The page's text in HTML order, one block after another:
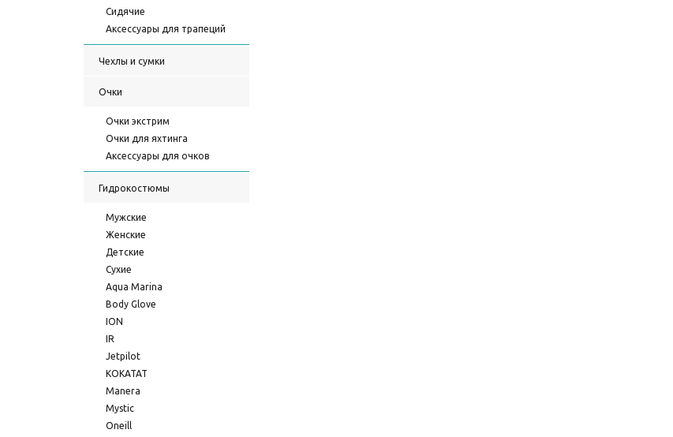
Сидячие
Аксессуары для трапеций
Чехлы и сумки
Очки
Очки экстрим
Очки для яхтинга
Аксессуары для очков
Гидрокостюмы
Мужские
Женские
Детские
Сухие
Aqua Marina
Body Glove
ION
IR
Jetpilot
KOKATAT
Manera
Mystic
Oneill